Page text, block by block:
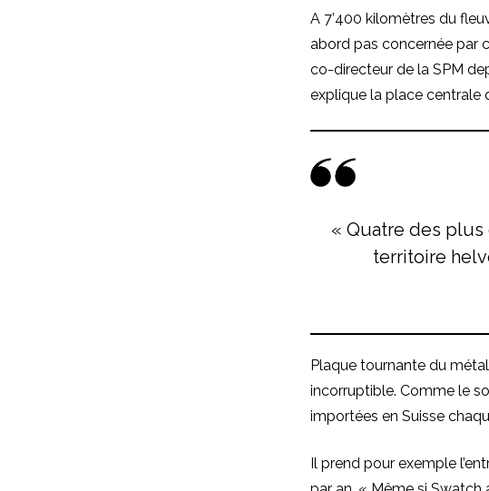
A 7’400 kilomètres du
abord pas concernée par
co-directeur de la SPM
explique la place centrale
« Quatre des plus
territoire
Plaque tournante du
incorruptible. Comme le
importées en Suisse
Il prend pour exemple